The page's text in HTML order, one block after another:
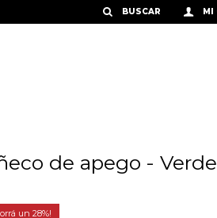
de apego - Verde
28